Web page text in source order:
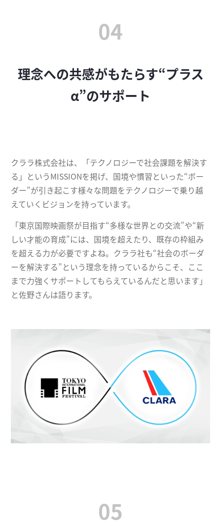
04
理念への共感がもたらす“プラス
α”のサポート
クララ株式会社は、「テクノロジーで社会課題を解決す
る」というMISSIONを掲げ、国境や慣習といった“ボー
ダー”が引き起こす様々な問題をテクノロジーで乗り越
えていくビジョンを持っています。
「東京国際映画祭が目指す“多様な世界との交流”や“新
しい才能の育成”には、国境を超えたり、既存の枠組み
を超える力が必要ですよね。クララ社も“社会のボーダ
ーを解決する”という理念を持っているからこそ、ここ
まで力強くサポートしてもらえているんだと思います」
と佐野さんは語ります。
05